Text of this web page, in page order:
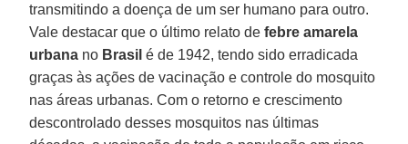
transmitindo a doença de um ser humano para outro.
Vale destacar que o último relato de febre amarela
urbana no Brasil é de 1942, tendo sido erradicada
graças às ações de vacinação e controle do mosquito
nas áreas urbanas. Com o retorno e crescimento
descontrolado desses mosquitos nas últimas